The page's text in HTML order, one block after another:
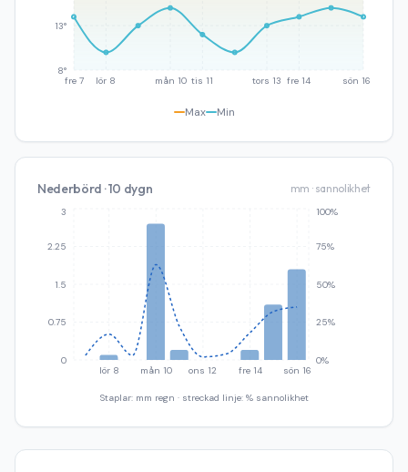
fre 7 lör 8 mån 10 tis 11 tors 13 fre 14 sön 16
8°
13°
Max Min
Nederbörd · 10 dygn mm · sannolikhet
lör 8 mån 10 ons 12 fre 14 sön 16
0
0.75
1.5
2.25
3
0%
25%
50%
75%
100%
Staplar: mm regn · streckad linje: % sannolikhet